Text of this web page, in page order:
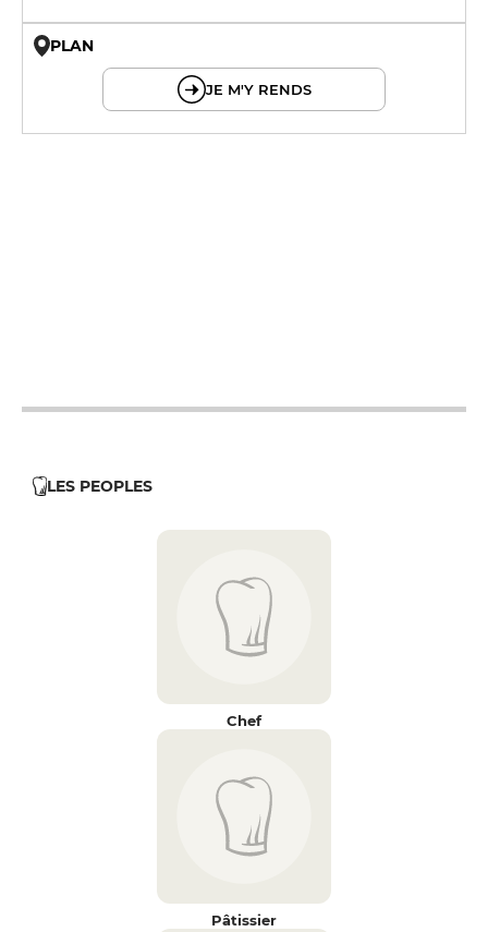
PLAN
JE M'Y RENDS
LES PEOPLES
Chef
Pâtissier